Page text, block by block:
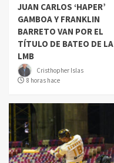
JUAN CARLOS ‘HAPER’
GAMBOA Y FRANKLIN
BARRETO VAN POR EL
TÍTULO DE BATEO DE LA
LMB
Cristhopher Islas
8 horas hace